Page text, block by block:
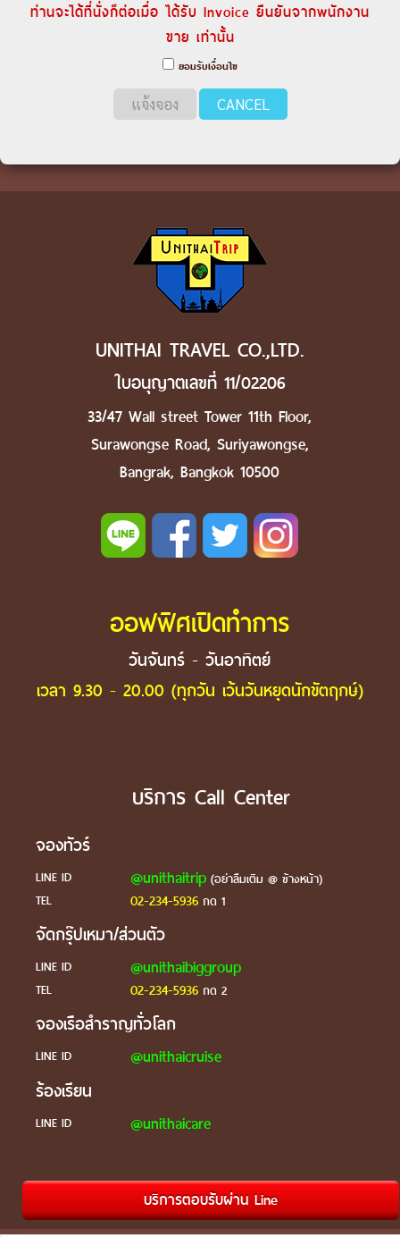
ท่านจะได้ที่นั่งก็ต่อเมื่อ ได้รับ Invoice ยืนยันจากพนักงาน
ขาย เท่านั้น
ยอมรับเงื่อนไข
แจ้งจอง CANCEL
UNITHAI TRAVEL CO.,LTD.
ใบอนุญาตเลขที่ 11/02206
33/47 Wall street Tower 11th Floor,
Surawongse Road, Suriyawongse,
Bangrak, Bangkok 10500
ออฟฟิศเปิดทำการ
วันจันทร์ - วันอาทิตย์
เวลา 9.30 - 20.00 (ทุกวัน เว้นวันหยุดนักขัตฤกษ์)
บริการ Call Center
จองทัวร์
LINE ID @unithaitrip(อย่าลืมเติม @ ข้างหน้า)
TEL
02-234-5936กด 1
จัดกรุ๊ปเหมา/ส่วนตัว
LINE ID @unithaibiggroup
TEL 02-234-5936กด 2
จองเรือสำราญทั่วโลก
LINE ID @unithaicruise
ร้องเรียน
LINE ID @unithaicare
บริการตอบรับผ่าน Line